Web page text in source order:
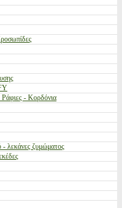
Ράφιες - Κορδόνια
- λεκάνες ζυμώματος